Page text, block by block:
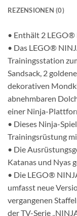
REZENSIONEN (0)
• Enthält 2
• Das LEGO®
Trainingsstation
Sandsack, 2
dekorativen
abnehmbaren
einer Ninja-
• Dieses Ninja-
Trainingsrüstung
• Die
Katanas und Nyas
• Die LEGO®
umfasst neue
vergangenen
der TV-Serie